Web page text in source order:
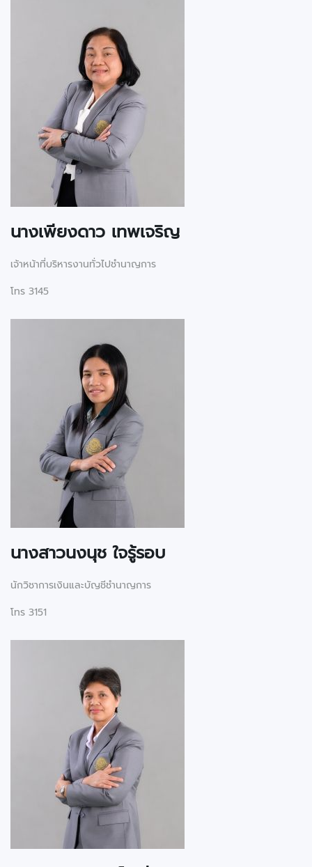
นางเพียงดาว เทพเจริญ
เจ้าหน้าที่บริหารงานทั่วไปชำนาญการ
โทร 3145
นางสาวนงนุช ใจรู้รอบ
นักวิชาการเงินและบัญชีชำนาญการ
โทร 3151